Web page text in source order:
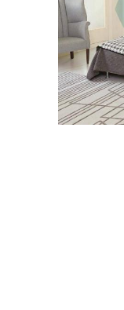
Цвета в
Сочетание в